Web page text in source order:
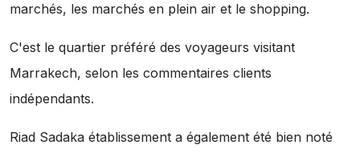
marchés, les marchés en plein air et le shopping.
C'est le quartier préféré des voyageurs visitant
Marrakech, selon les commentaires clients
indépendants.
Riad Sadaka établissement a également été bien noté